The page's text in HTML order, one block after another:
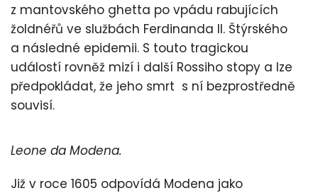
z mantovského ghetta po vpádu rabujících
žoldnéřů ve službách Ferdinanda II. Štýrského
a následné epidemii. S touto tragickou
událostí rovněž mizí i další Rossiho stopy a lze
předpokládat, že jeho smrt s ní bezprostředně
souvisí.
Leone da Modena.
Již v roce 1605 odpovídá Modena jako